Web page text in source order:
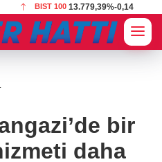
BIST 100 13.779,39%-0,14
bir
daha